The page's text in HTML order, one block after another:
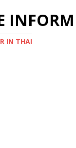
IN THAI